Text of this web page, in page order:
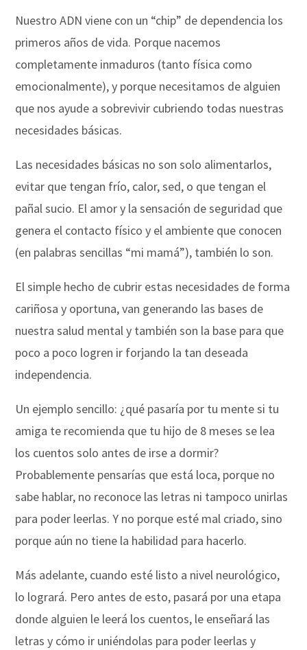
Nuestro ADN viene con un “chip” de dependencia los
primeros años de vida. Porque nacemos
completamente inmaduros (tanto física como
emocionalmente), y porque necesitamos de alguien
que nos ayude a sobrevivir cubriendo todas nuestras
necesidades básicas.
Las necesidades básicas no son solo alimentarlos,
evitar que tengan frío, calor, sed, o que tengan el
pañal sucio. El amor y la sensación de seguridad que
genera el contacto físico y el ambiente que conocen
(en palabras sencillas “mi mamá”), también lo son.
El simple hecho de cubrir estas necesidades de forma
cariñosa y oportuna, van generando las bases de
nuestra salud mental y también son la base para que
poco a poco logren ir forjando la tan deseada
independencia.
Un ejemplo sencillo: ¿qué pasaría por tu mente si tu
amiga te recomienda que tu hijo de 8 meses se lea
los cuentos solo antes de irse a dormir?
Probablemente pensarías que está loca, porque no
sabe hablar, no reconoce las letras ni tampoco unirlas
para poder leerlas. Y no porque esté mal criado, sino
porque aún no tiene la habilidad para hacerlo.
Más adelante, cuando esté listo a nivel neurológico,
lo logrará. Pero antes de esto, pasará por una etapa
donde alguien le leerá los cuentos, le enseñará las
letras y cómo ir uniéndolas para poder leerlas y